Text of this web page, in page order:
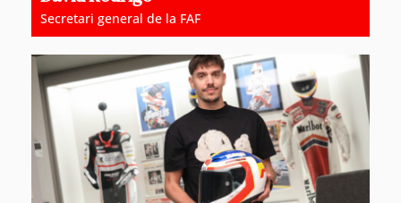
Secretari general de la FAF